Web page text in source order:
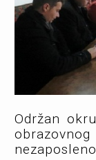
Održan